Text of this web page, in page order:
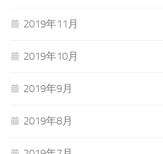
2019年11月
2019年10月
2019年9月
2019年8月